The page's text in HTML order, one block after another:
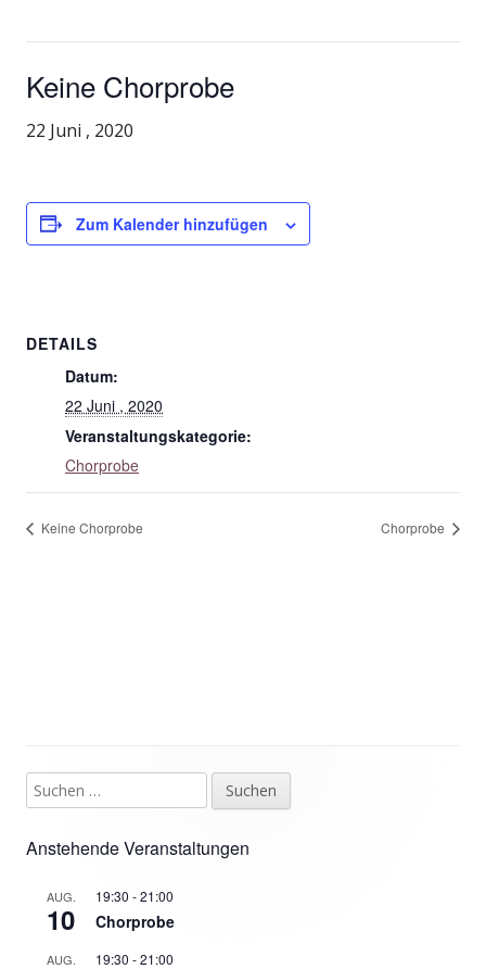
Keine Chorprobe
22 Juni , 2020
Zum Kalender hinzufügen
DETAILS
Datum:
22 Juni , 2020
Veranstaltungskategorie:
Chorprobe
Keine Chorprobe Chorprobe
Haupt-
Seitenleiste
Suchen
nach:
Anstehende Veranstaltungen
AUG.
10
19:30 -21:00
Chorprobe
AUG. 19:30 -21:00